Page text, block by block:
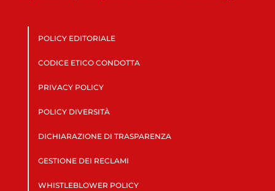
POLICY EDITORIALE
CODICE ETICO CONDOTTA
PRIVACY POLICY
POLICY DIVERSITÀ
DICHIARAZIONE DI TRASPARENZA
GESTIONE DEI RECLAMI
WHISTLEBLOWER POLICY